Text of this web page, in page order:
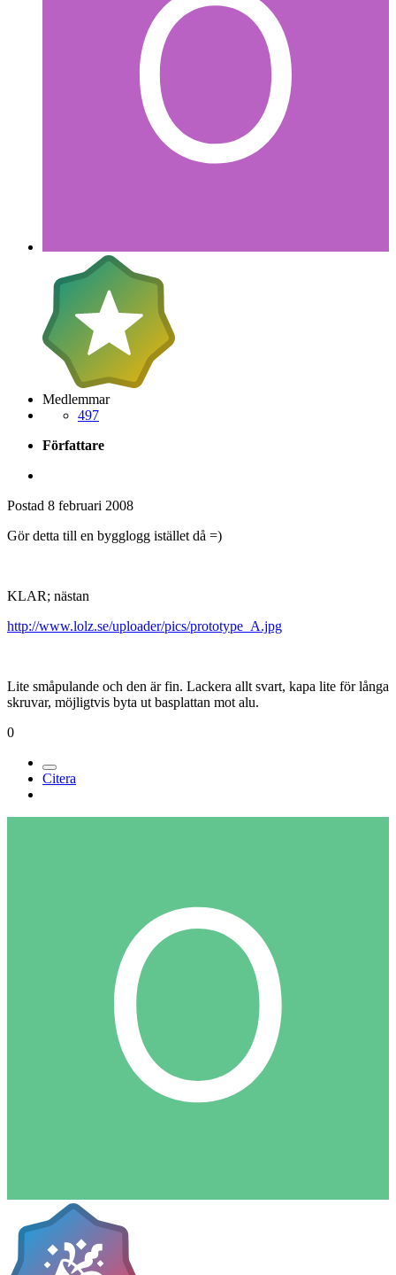
Medlemmar
497
Författare
Postad 8 februari 2008
Gör detta till en bygglogg istället då =)
KLAR; nästan
http://www.lolz.se/uploader/pics/prototype_A.jpg
Lite småpulande och den är fin. Lackera allt svart, kapa lite för långa
skruvar, möjligtvis byta ut basplattan mot alu.
0
Citera